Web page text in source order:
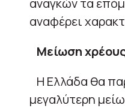
αναφέρει
Μείωση
Η Ελλάδα θα
μεγαλύτερη